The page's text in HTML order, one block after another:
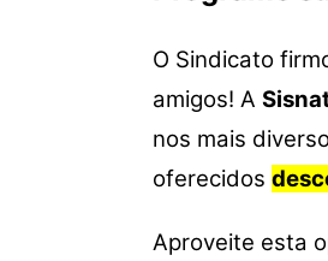
O Sindicato
amigos! A
nos mais
oferecidos
Aproveite esta